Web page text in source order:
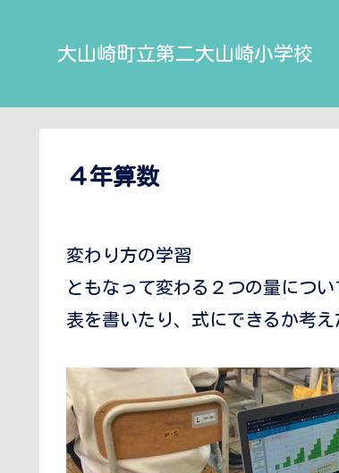
大山崎町立第二大山崎小学校
４年算数
変わり方の学習
ともなって変わる２つの量につい
表を書いたり、式にできるか考え